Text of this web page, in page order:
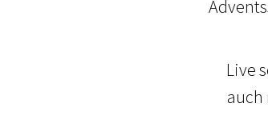
Live
auch